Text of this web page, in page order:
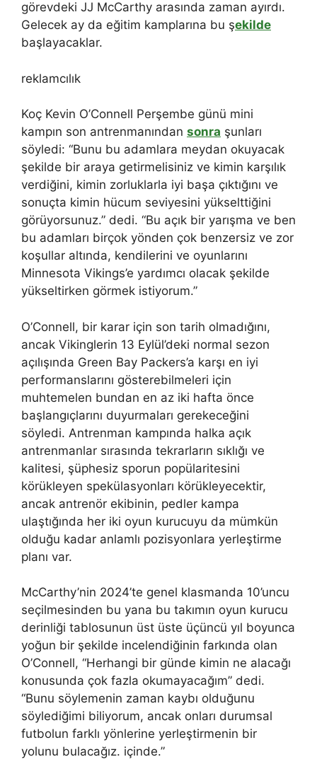
görevdeki JJ McCarthy arasında zaman ayırdı.
Gelecek ay da eğitim kamplarına bu şekilde
başlayacaklar.
reklamcılık
Koç Kevin O’Connell Perşembe günü mini
kampın son antrenmanından sonra şunları
söyledi: “Bunu bu adamlara meydan okuyacak
şekilde bir araya getirmelisiniz ve kimin karşılık
verdiğini, kimin zorluklarla iyi başa çıktığını ve
sonuçta kimin hücum seviyesini yükselttiğini
görüyorsunuz.” dedi. “Bu açık bir yarışma ve ben
bu adamları birçok yönden çok benzersiz ve zor
koşullar altında, kendilerini ve oyunlarını
Minnesota Vikings’e yardımcı olacak şekilde
yükseltirken görmek istiyorum.”
O’Connell, bir karar için son tarih olmadığını,
ancak Vikinglerin 13 Eylül’deki normal sezon
açılışında Green Bay Packers’a karşı en iyi
performanslarını gösterebilmeleri için
muhtemelen bundan en az iki hafta önce
başlangıçlarını duyurmaları gerekeceğini
söyledi. Antrenman kampında halka açık
antrenmanlar sırasında tekrarların sıklığı ve
kalitesi, şüphesiz sporun popülaritesini
körükleyen spekülasyonları körükleyecektir,
ancak antrenör ekibinin, pedler kampa
ulaştığında her iki oyun kurucuyu da mümkün
olduğu kadar anlamlı pozisyonlara yerleştirme
planı var.
McCarthy’nin 2024’te genel klasmanda 10’uncu
seçilmesinden bu yana bu takımın oyun kurucu
derinliği tablosunun üst üste üçüncü yıl boyunca
yoğun bir şekilde incelendiğinin farkında olan
O’Connell, “Herhangi bir günde kimin ne alacağı
konusunda çok fazla okumayacağım” dedi.
“Bunu söylemenin zaman kaybı olduğunu
söylediğimi biliyorum, ancak onları durumsal
futbolun farklı yönlerine yerleştirmenin bir
yolunu bulacağız. içinde.”